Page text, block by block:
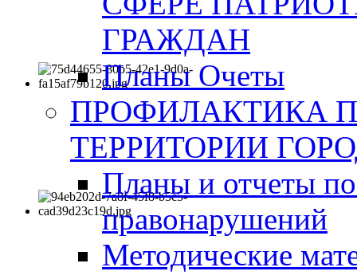
ГРАЖДАН
Планы Очеты
ПРОФИЛАКТИКА
ТЕРРИТОРИИ
Планы и отчеты
правонарушений
Методические